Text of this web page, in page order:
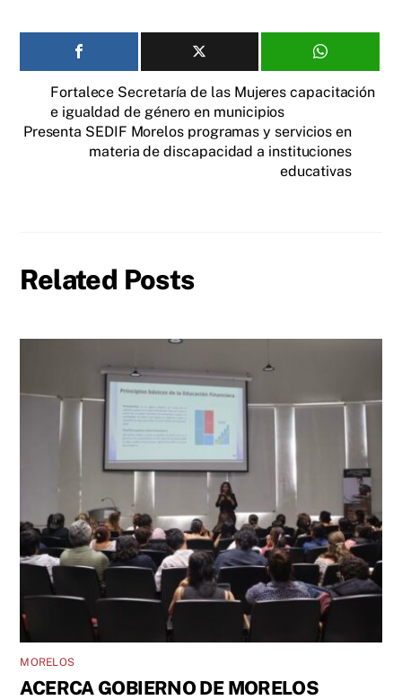
Fortalece Secretaría de las Mujeres capacitación
e igualdad de género en municipios
Presenta SEDIF Morelos programas y servicios en
materia de discapacidad a instituciones
educativas
Related Posts
MORELOS
ACERCA GOBIERNO DE MORELOS